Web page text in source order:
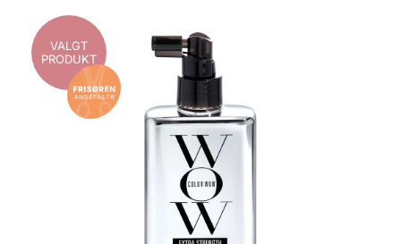
VALGT
PRODUKT